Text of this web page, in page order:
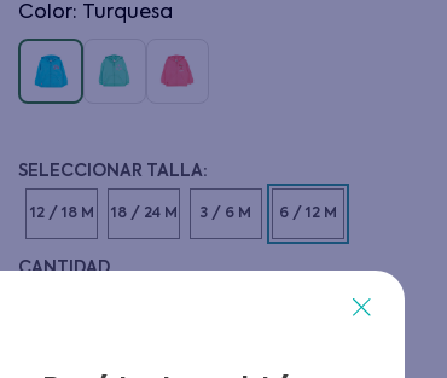
Color: turquesa
12 / 18 M 18 / 24 M 3 / 6 M 6 / 12 M
CANTIDAD